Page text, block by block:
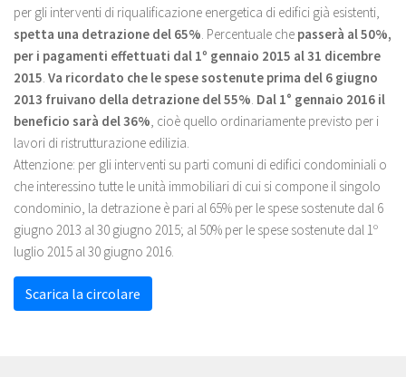
per gli interventi di riqualificazione energetica di edifici già esistenti,
spetta una detrazione del 65%. Percentuale che passerà al 50%,
per i pagamenti effettuati dal 1º gennaio 2015 al 31 dicembre
2015. Va ricordato che le spese sostenute prima del 6 giugno
2013 fruivano della detrazione del 55%. Dal 1° gennaio 2016 il
beneficio sarà del 36%, cioè quello ordinariamente previsto per i
lavori di ristrutturazione edilizia.
Attenzione: per gli interventi su parti comuni di edifici condominiali o
che interessino tutte le unità immobiliari di cui si compone il singolo
condominio, la detrazione è pari al 65% per le spese sostenute dal 6
giugno 2013 al 30 giugno 2015; al 50% per le spese sostenute dal 1º
luglio 2015 al 30 giugno 2016.
Scarica la circolare